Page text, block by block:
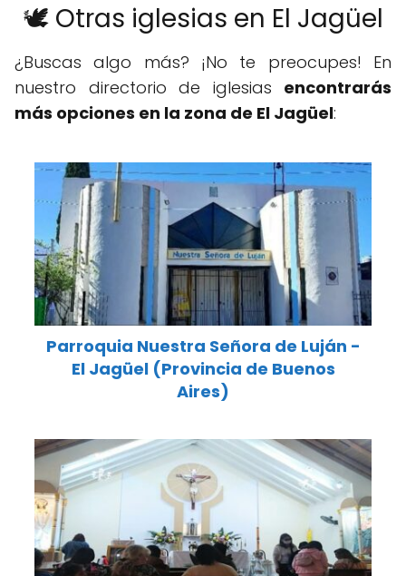
🕊️ Otras iglesias en El Jagüel
¿Buscas algo más? ¡No te preocupes! En
nuestro directorio de iglesias encontrarás
más opciones en la zona de El Jagüel:
Parroquia Nuestra Señora de Luján -
El Jagüel (Provincia de Buenos
Aires)